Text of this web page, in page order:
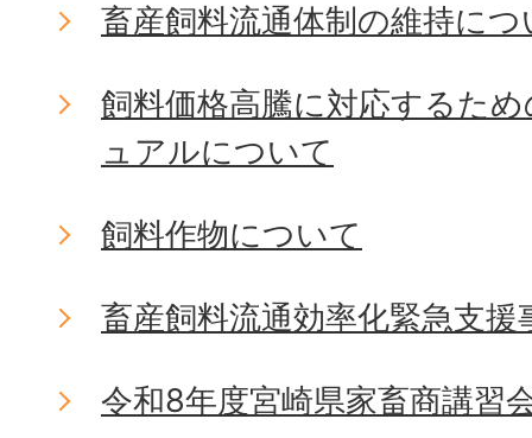
畜産飼料流通体制の維持につ
飼料価格高騰に対応するた
ュアルについて
飼料作物について
畜産飼料流通効率化緊急支援
令和8年度宮崎県家畜商講習